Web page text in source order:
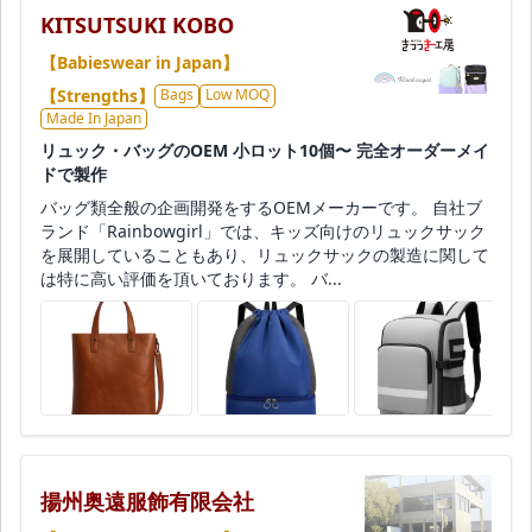
KITSUTSUKI KOBO
【Babieswear in Japan】
【Strengths】
Bags
Low MOQ
Made In Japan
リュック・バッグのOEM 小ロット10個〜 完全オーダーメイ
ドで製作
バッグ類全般の企画開発をするOEMメーカーです。 自社ブ
ランド「Rainbowgirl」では、キッズ向けのリュックサック
を展開していることもあり、リュックサックの製造に関して
は特に高い評価を頂いております。 バ...
揚州奥遠服飾有限会社